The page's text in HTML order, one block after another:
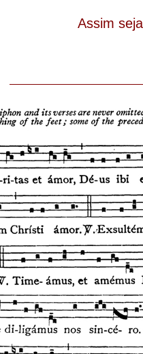
Assim